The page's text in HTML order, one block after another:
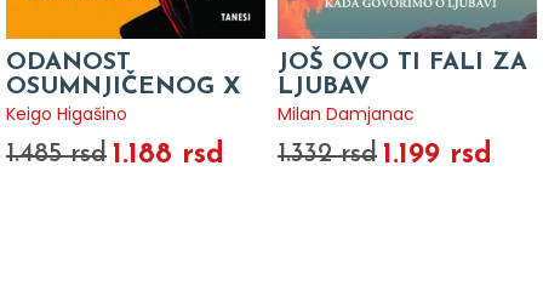
ODANOST
OSUMNJIČENOG X
Keigo Higašino
1.485 rsd 1.188 rsd
JOŠ OVO TI FALI ZA
LJUBAV
Milan Damjanac
1.332 rsd 1.199 rsd